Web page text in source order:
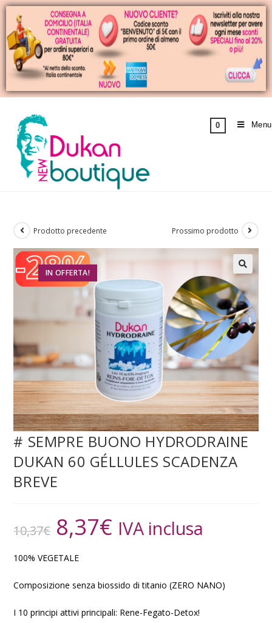
0 Menu
IN OFFERTA!
Prodotto precedente Prossimo prodotto
# SEMPRE BUONO HYDRODRAINE
DUKAN 60 GÉLLULES SCADENZA
BREVE
10,37€ 8,37€ IVA inclusa
100% VEGETALE
Composizione senza biossido di titanio (ZERO NANO)
I 10 principi attivi principali: Rene-Fegato-Detox!